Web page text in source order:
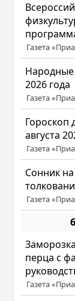
Газета
Народные
2026 года
Газета
Гороскоп
августа
Газета
Сонник на
Газета
перца с
Газета